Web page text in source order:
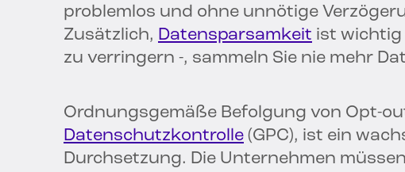
problemlos und ohne unnötige
Zusätzlich, Datensparsamkeit ist wichtig
zu verringern -, sammeln Sie nie mehr
Ordnungsgemäße Befolgung von Opt-
Datenschutzkontrolle (GPC), ist ein
Durchsetzung. Die Unternehmen